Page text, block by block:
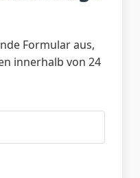
Formular aus,
innerhalb von 24